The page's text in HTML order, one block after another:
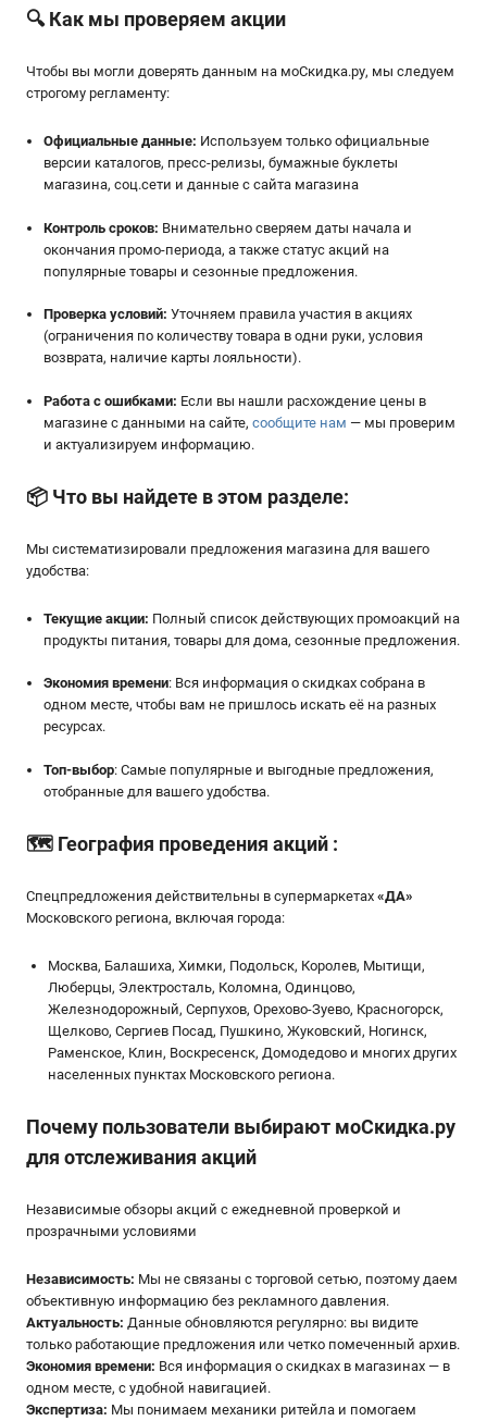
🔍 Как мы проверяем акции
Чтобы вы могли доверять данным на мoСкидка.ру, мы следуем
строгому регламенту:
Официальные данные: Используем только официальные
версии каталогов, пресс-релизы, бумажные буклеты
магазина, соц.сети и данные с сайта магазина
Контроль сроков: Внимательно сверяем даты начала и
окончания промо-периода, а также статус акций на
популярные товары и сезонные предложения.
Проверка условий: Уточняем правила участия в акциях
(ограничения по количеству товара в одни руки, условия
возврата, наличие карты лояльности).
Работа с ошибками: Если вы нашли расхождение цены в
магазине с данными на сайте,сообщите нам — мы проверим
и актуализируем информацию.
📦 Что вы найдете в этом разделе:
Мы систематизировали предложения магазина для вашего
удобства:
Текущие акции: Полный список действующих промоакций на
продукты питания, товары для дома, сезонные предложения.
Экономия времени: Вся информация о скидках собрана в
одном месте, чтобы вам не пришлось искать её на разных
ресурсах.
Топ-выбор: Самые популярные и выгодные предложения,
отобранные для вашего удобства.
🗺️ География проведения акций :
Спецпредложения действительны в супермаркетах «ДА»
Московского региона, включая города:
Москва, Балашиха, Химки, Подольск, Королев, Мытищи,
Люберцы, Электросталь, Коломна, Одинцово,
Железнодорожный, Серпухов, Орехово-Зуево, Красногорск,
Щелково, Сергиев Посад, Пушкино, Жуковский, Ногинск,
Раменское, Клин, Воскресенск, Домодедово и многих других
населенных пунктах Московского региона.
Почему пользователи выбирают мoСкидка.ру
для отслеживания акций
Независимые обзоры акций с ежедневной проверкой и
прозрачными условиями
Независимость: Мы не связаны с торговой сетью, поэтому даем
объективную информацию без рекламного давления.
Актуальность: Данные обновляются регулярно: вы видите
только работающие предложения или четко помеченный архив.
Экономия времени: Вся информация о скидках в магазинах — в
одном месте, с удобной навигацией.
Экспертиза: Мы понимаем механики ритейла и помогаем